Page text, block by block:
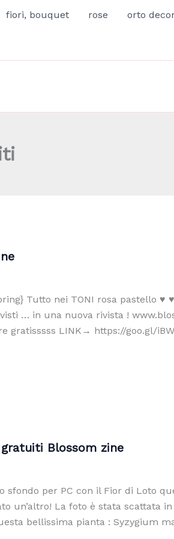
fiori, bouquet rose orto
Tutto nei TONI rosa pastello ♥ ♥
… in una nuova rivista !
gratisssss LINK→ https://goo.gl/
Blossom zine
sfondo per PC con il Fior di Loto
un’altro! La foto è stata scattata
bellissima pianta : Syzygium